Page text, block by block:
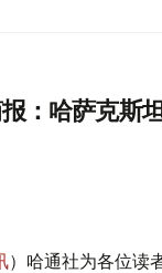
：哈萨克斯
）哈通社为各位读